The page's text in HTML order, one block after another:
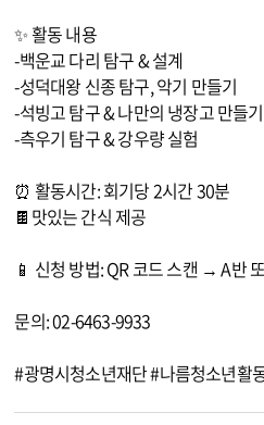
✨ 활동 내용
-백운교 다리 탐구 & 설계
-성덕대왕 신종 탐구, 악기 만들기
-석빙고 탐구 & 나만의 냉장고 만들기
-측우기 탐구 & 강우량 실험
⏰ 활동시간: 회기당 2시간 30분
🍫맛있는 간식 제공
📱 신청 방법: QR 코드 스캔 → A반
문의: 02-6463-9933
#광명시청소년재단 #나름청소년활